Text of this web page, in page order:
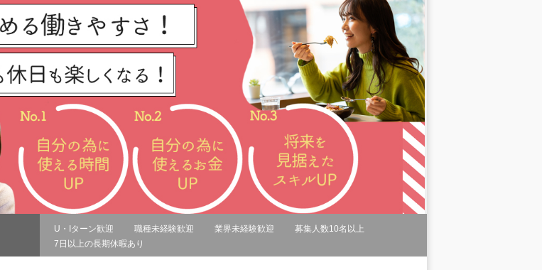
U・Iターン歓迎 職種未経験歓迎 業界未経験歓迎
募集人数10名以上
7日以上の長期休暇あり